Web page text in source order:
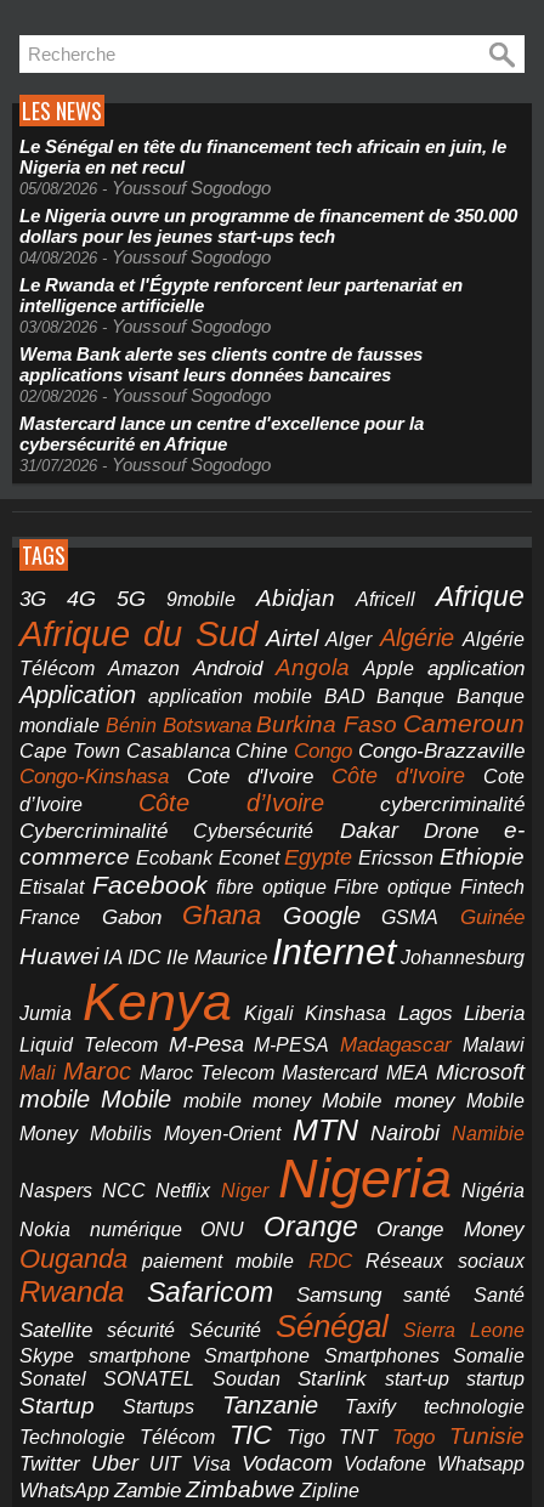
LES NEWS
Le Sénégal en tête du financement tech africain en juin, le
Nigeria en net recul
05/08/2026 - Youssouf Sogodogo
Le Nigeria ouvre un programme de financement de 350.000
dollars pour les jeunes start-ups tech
04/08/2026 - Youssouf Sogodogo
Le Rwanda et l'Égypte renforcent leur partenariat en
intelligence artificielle
03/08/2026 - Youssouf Sogodogo
Wema Bank alerte ses clients contre de fausses
applications visant leurs données bancaires
02/08/2026 - Youssouf Sogodogo
Mastercard lance un centre d'excellence pour la
cybersécurité en Afrique
31/07/2026 - Youssouf Sogodogo
TAGS
3G 4G 5G 9mobile Abidjan Africell Afrique
Afrique du Sud Airtel Alger Algérie Algérie
Télécom
Amazon Android Angola Apple application
Application application mobile BAD Banque Banque
mondiale Bénin Botswana Burkina Faso Cameroun
Cape Town Casablanca Chine Congo Congo-Brazzaville
Congo-Kinshasa Cote d'Ivoire Côte d'Ivoire
Cote
d’Ivoire
Côte d’Ivoire
cybercriminalité
Cybercriminalité
Cybersécurité Dakar Drone
e-
commerce Ecobank Econet Egypte Ericsson Ethiopie
Etisalat Facebook fibre optique Fibre optique Fintech
France
Gabon Ghana Google GSMA Guinée
Huawei IA IDC Ile Maurice Internet Johannesburg
Jumia Kenya Kigali Kinshasa Lagos Liberia
Liquid Telecom M-Pesa M-PESA Madagascar Malawi
Mali Maroc Maroc Telecom Mastercard MEA Microsoft
mobile Mobile mobile money Mobile money Mobile
Money Mobilis Moyen-Orient MTN Nairobi Namibie
Naspers NCC Netflix Niger Nigeria Nigéria
Nokia
numérique ONU Orange Orange Money
Ouganda paiement mobile RDC Réseaux sociaux
Rwanda Safaricom Samsung santé Santé
Satellite sécurité Sécurité Sénégal
Sierra Leone
Skype
smartphone Smartphone Smartphones
Somalie
Sonatel
SONATEL Soudan Starlink start-up startup
Startup Startups Tanzanie Taxify
technologie
Technologie
Télécom TIC Tigo TNT Togo Tunisie
Twitter Uber UIT Visa Vodacom Vodafone Whatsapp
WhatsApp Zambie Zimbabwe Zipline